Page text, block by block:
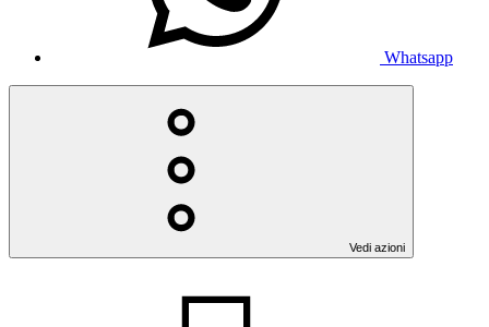
Whatsapp
Vedi azioni